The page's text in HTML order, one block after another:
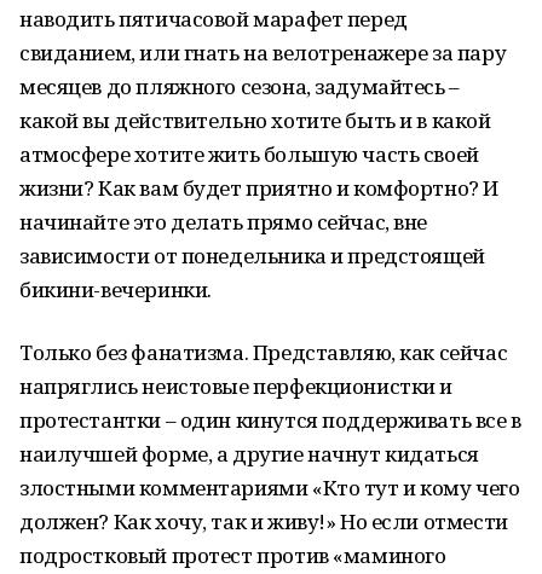
наводить пятичасовой марафет перед
свиданием, или гнать на велотренажере за пару
месяцев до пляжного сезона, задумайтесь –
какой вы действительно хотите быть и в какой
атмосфере хотите жить большую часть своей
жизни? Как вам будет приятно и комфортно? И
начинайте это делать прямо сейчас, вне
зависимости от понедельника и предстоящей
бикини-вечеринки.
Только без фанатизма. Представляю, как сейчас
напряглись неистовые перфекционистки и
протестантки – один кинутся поддерживать все в
наилучшей форме, а другие начнут кидаться
злостными комментариями «Кто тут и кому чего
должен? Как хочу, так и живу!» Но если отмести
подростковый протест против «маминого